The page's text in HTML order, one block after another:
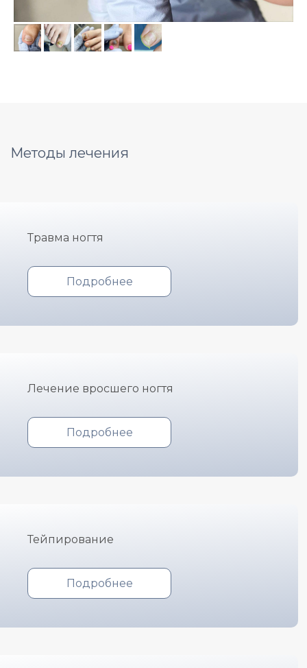
Методы лечения
Травма ногтя
Подробнее
Тейпирование
Подробнее
Лечение вросшего ногтя
Подробнее